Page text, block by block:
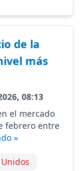
de la
más
08:13
el mercado
febrero entre
»